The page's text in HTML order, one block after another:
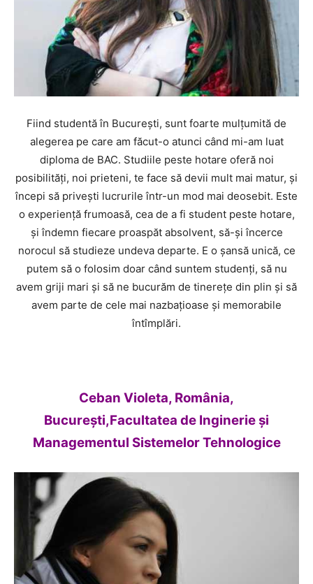
Fiind studentă în Bucureşti, sunt foarte mulţumită de
alegerea pe care am făcut-o atunci când mi-am luat
diploma de BAC. Studiile peste hotare oferă noi
posibilităţi, noi prieteni, te face să devii mult mai matur, şi
începi să priveşti lucrurile într-un mod mai deosebit. Este
o experienţă frumoasă, cea de a fi student peste hotare,
şi îndemn fiecare proaspăt absolvent, să-şi încerce
norocul să studieze undeva departe. E o șansă unică, ce
putem să o folosim doar când suntem studenți, să nu
avem griji mari şi să ne bucurăm de tinerețe din plin şi să
avem parte de cele mai nazbațioase şi memorabile
întîmplări.
Ceban Violeta, România,
Bucureşti,Facultatea de Inginerie şi
Managementul Sistemelor Tehnologice